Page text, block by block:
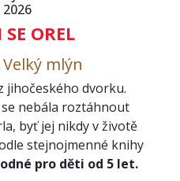
2026
OREL
mlýn
jihočeského dvorku.
nebála roztáhnout
byť jej nikdy v životě
stejnojmenné knihy
pro děti od 5 let.